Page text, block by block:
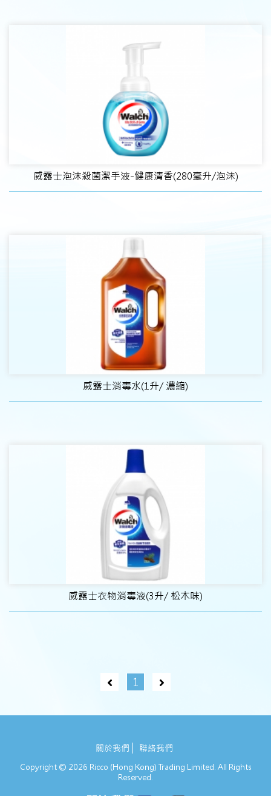
威露士泡沫殺菌潔手液-健康清香(280毫升/泡沬)
威露士消毒水(1升/ 濃縮)
威露士衣物消毒液(3升/ 松木味)
1
關於我們 聯絡我們
Copyright © 2026 Ricco (Hong Kong) Trading Limited. All Rights
Reserved.